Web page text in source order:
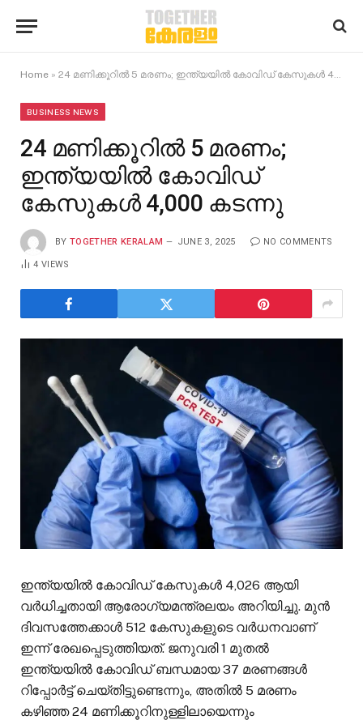
Home » 24 മണിക്കൂറിൽ 5 മരണം; ഇന്ത്യയിൽ കോവിഡ് കേസുകൾ 4,000 കടന്നു
BUSINESS NEWS
24 മണിക്കൂറിൽ 5 മരണം;
ഇന്ത്യയിൽ കോവിഡ്
കേസുകൾ 4,000 കടന്നു
BY TOGETHER KERALAM JUNE 3, 2025 NO COMMENTS
4VIEWS
ഇന്ത്യയിൽ കോവിഡ് കേസുകൾ 4,026 ആയി
വർധിച്ചതായി ആരോഗ്യമന്ത്രലയം അറിയിച്ചു. മുൻ
ദിവസത്തേക്കാൾ 512 കേസുകളുടെ വർധനവാണ്
ഇന്ന് രേഖപ്പെടുത്തിയത്. ജനുവരി 1 മുതൽ
ഇന്ത്യയിൽ കോവിഡ് ബന്ധമായ 37 മരണങ്ങൾ
റിപ്പോർട്ട് ചെയ്തിട്ടുണ്ടെന്നും, അതിൽ 5 മരണം
കഴിഞ്ഞ 24 മണിക്കൂറിനുള്ളിലായെന്നും